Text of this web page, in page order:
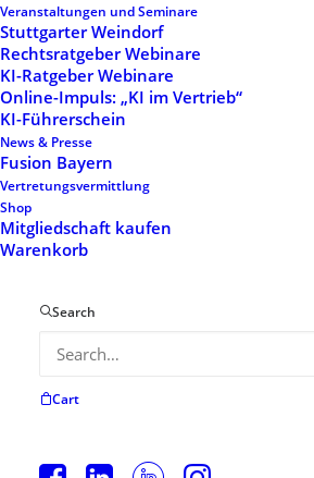
Veranstaltungen und Seminare
Stuttgarter Weindorf
Rechtsratgeber Webinare
KI-Ratgeber Webinare
Online-Impuls: „KI im Vertrieb“
KI-Führerschein
News & Presse
Fusion Bayern
Vertretungsvermittlung
Shop
Mitgliedschaft kaufen
Warenkorb
Search
Cart
Start Mitgliedschaft
Mitgliedschaft 3
bis EUR 500.000